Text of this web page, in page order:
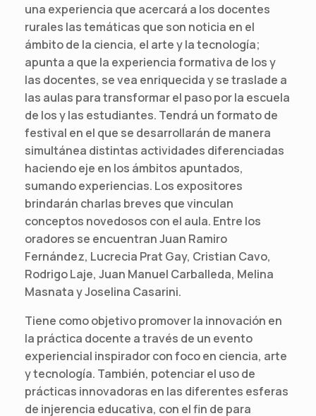
una experiencia que acercará a los docentes
rurales las temáticas que son noticia en el
ámbito de la ciencia, el arte y la tecnología;
apunta a que la experiencia formativa de los y
las docentes, se vea enriquecida y se traslade a
las aulas para transformar el paso por la escuela
de los y las estudiantes. Tendrá un formato de
festival en el que se desarrollarán de manera
simultánea distintas actividades diferenciadas
haciendo eje en los ámbitos apuntados,
sumando experiencias. Los expositores
brindarán charlas breves que vinculan
conceptos novedosos con el aula. Entre los
oradores se encuentran Juan Ramiro
Fernández, Lucrecia Prat Gay, Cristian Cavo,
Rodrigo Laje, Juan Manuel Carballeda, Melina
Masnata y Joselina Casarini.
Tiene como objetivo promover la innovación en
la práctica docente a través de un evento
experiencial inspirador con foco en ciencia, arte
y tecnología. También, potenciar el uso de
prácticas innovadoras en las diferentes esferas
de injerencia educativa, con el fin de para